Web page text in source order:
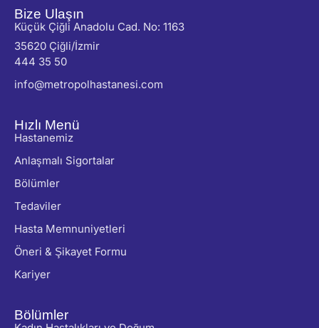
Bize Ulaşın
Küçük Çiğli Anadolu Cad. No: 1163
35620 Çiğli/İzmir
444 35 50
info@metropolhastanesi.com
Hızlı Menü
Hastanemiz
Anlaşmalı Sigortalar
Bölümler
Tedaviler
Hasta Memnuniyetleri
Öneri & Şikayet Formu
Kariyer
Bölümler